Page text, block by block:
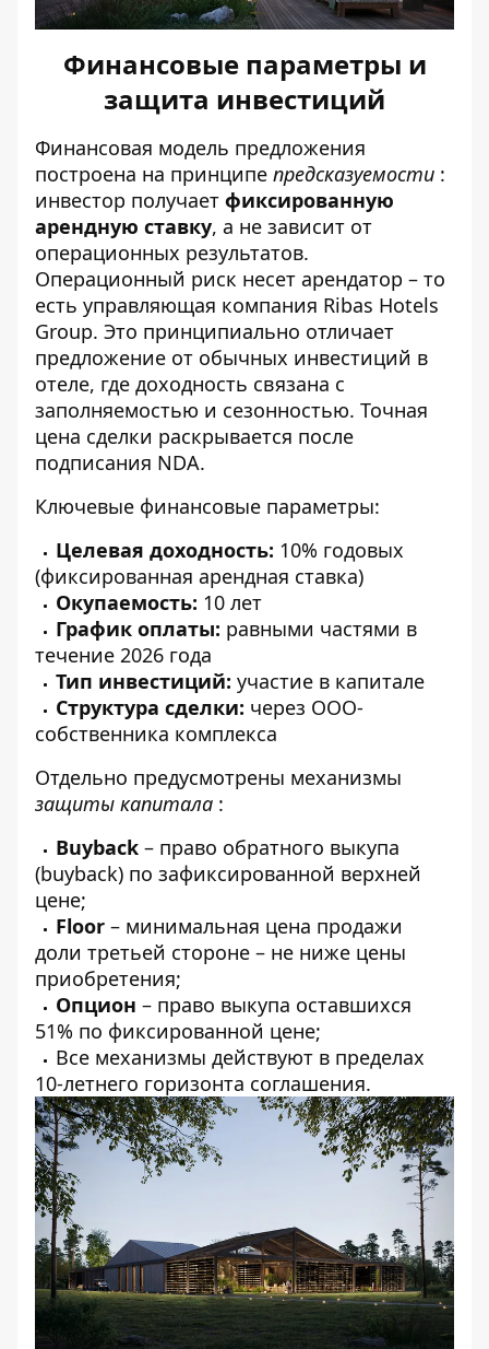
Финансовые параметры и
защита инвестиций
Финансовая модель предложения
построена на принципе предсказуемости :
инвестор получает фиксированную
арендную ставку, а не зависит от
операционных результатов.
Операционный риск несет арендатор – то
есть управляющая компания Ribas Hotels
Group. Это принципиально отличает
предложение от обычных инвестиций в
отеле, где доходность связана с
заполняемостью и сезонностью. Точная
цена сделки раскрывается после
подписания NDA.
Ключевые финансовые параметры:
Целевая доходность: 10% годовых
(фиксированная арендная ставка)
Окупаемость: 10 лет
График оплаты: равными частями в
течение 2026 года
Тип инвестиций: участие в капитале
Структура сделки: через ООО-
собственника комплекса
Отдельно предусмотрены механизмы
защиты капитала :
Buyback – право обратного выкупа
(buyback) по зафиксированной верхней
цене;
Floor – минимальная цена продажи
доли третьей стороне – не ниже цены
приобретения;
Опцион – право выкупа оставшихся
51% по фиксированной цене;
Все механизмы действуют в пределах
10-летнего горизонта соглашения.